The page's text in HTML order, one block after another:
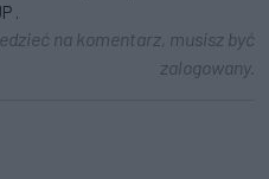
.
na komentarz, musisz być
zalogowany.